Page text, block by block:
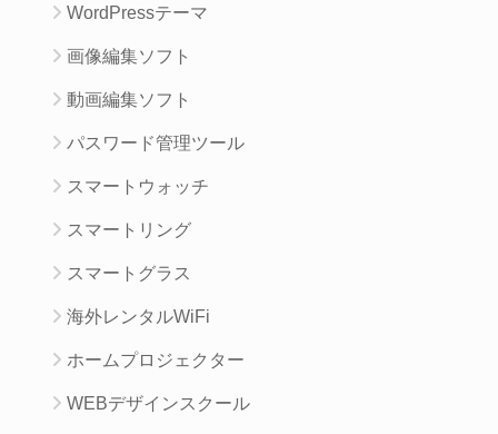
WordPressテーマ
画像編集ソフト
動画編集ソフト
パスワード管理ツール
スマートウォッチ
スマートリング
スマートグラス
海外レンタルWiFi
ホームプロジェクター
WEBデザインスクール